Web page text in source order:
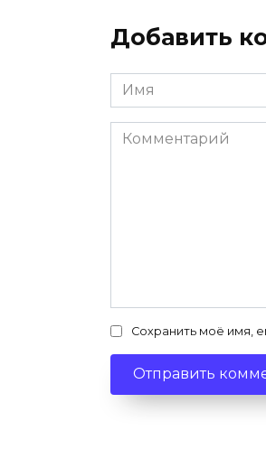
Добавить
Имя
*
Комментарий
Сохранить моё имя,